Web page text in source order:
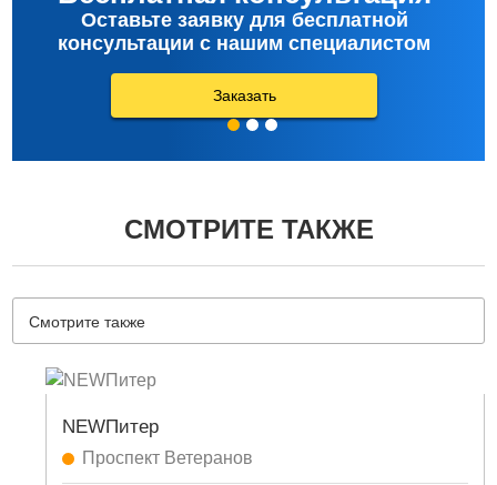
Оставьте заявку для бесплатной
консультации с нашим специалистом
Заказать
СМОТРИТЕ ТАКЖЕ
Смотрите также
NEWПитер
Проспект Ветеранов